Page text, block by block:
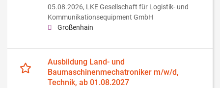
05.08.2026, LKE Gesellschaft für Logistik- und
Kommunikationsequipment GmbH
Großenhain
Ausbildung Land- und
Baumaschinenmechatroniker m/w/d,
Technik, ab 01.08.2027